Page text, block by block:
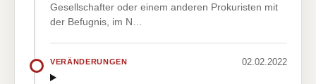
Gesellschafter oder einem anderen Prokuristen mit
der Befugnis, im N…
VERÄNDERUNGEN 02.02.2022